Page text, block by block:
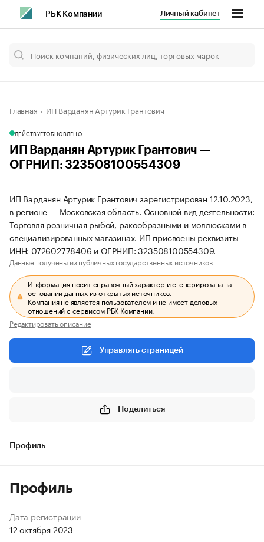
РБК Компании Личный кабинет
Главная ИП Варданян Артурик Грантович
ДЕЙСТВУЕТОБНОВЛЕНО
ИП Варданян Артурик Грантович —
ОГРНИП: 323508100554309
ИП Варданян Артурик Грантович зарегистрирован 12.10.2023,
в регионе — Московская область. Основной вид деятельности:
Торговля розничная рыбой, ракообразными и моллюсками в
специализированных магазинах. ИП присвоены реквизиты
ИНН: 072602778406 и ОГРНИП: 323508100554309.
Данные получены из публичных государственных источников.
Информация носит справочный характер и сгенерирована на
основании данных из открытых источников.
Компания не является пользователем и не имеет деловых
отношений с сервисом РБК Компании.
Редактировать описание
Управлять страницей
Поделиться
Профиль
Профиль
Дата регистрации
12 октября 2023